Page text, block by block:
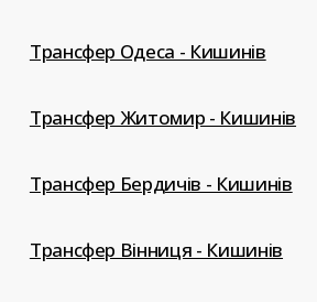
Трансфер Одеса - Кишинів
Трансфер Житомир - Кишинів
Трансфер Бердичів - Кишинів
Трансфер Вінниця - Кишинів